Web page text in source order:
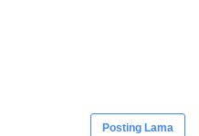
Posting Lama